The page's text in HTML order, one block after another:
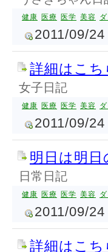
健康 医療 医学 美容
2011/09/24
詳細はこち
女子日記
健康 医療 医学 美容
2011/09/24
明日は明日
日常日記
健康 医療 医学 美容
2011/09/24
詳細はこち